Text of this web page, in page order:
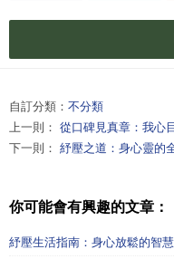
自訂分類： 不分類
上一則： 從口碑見真章：我心
下一則： 紓壓之道：身心靈的
你可能會有興趣的文章：
紓壓生活指南：身心放鬆的智